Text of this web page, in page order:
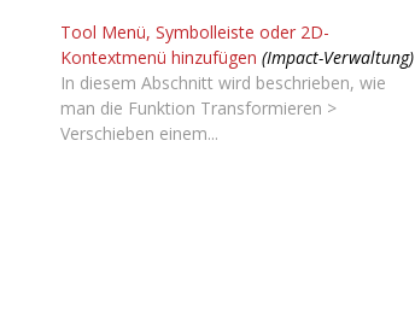
Tool Menü, Symbolleiste oder 2D-
Kontextmenü hinzufügen (Impact-Verwaltung)
In diesem Abschnitt wird beschrieben, wie
man die Funktion Transformieren >
Verschieben einem...